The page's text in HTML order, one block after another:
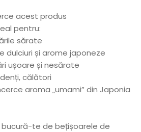
acest produs
pentru:
sărate
dulciuri și arome japoneze
ușoare și nesărate
călători
aroma „umami” din Japonia
te de bețișoarele de